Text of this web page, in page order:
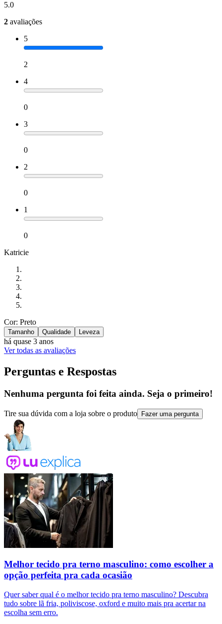
5.0
2 avaliações
5
2
4
0
3
0
2
0
1
0
Katricie
Cor: Preto
Tamanho Qualidade Leveza
há quase 3 anos
Ver todas as avaliações
Perguntas e Respostas
Nenhuma pergunta foi feita ainda. Seja o primeiro!
Tire sua dúvida com a loja sobre o produto Fazer uma pergunta
Melhor tecido pra terno masculino: como escolher a
opção perfeita pra cada ocasião
Quer saber qual é o melhor tecido pra terno masculino? Descubra
tudo sobre lã fria, poliviscose, oxford e muito mais pra acertar na
escolha sem erro.